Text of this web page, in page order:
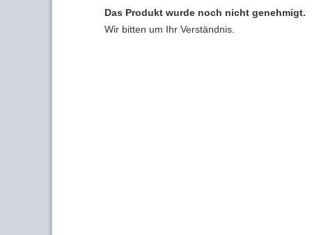
Das Produkt wurde noch nicht genehmigt.
Wir bitten um Ihr Verständnis.